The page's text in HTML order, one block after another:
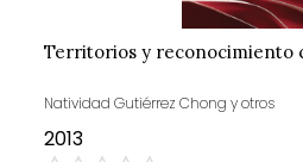
Territorios y reconocimiento
Natividad Gutiérrez Chong y otros
2013